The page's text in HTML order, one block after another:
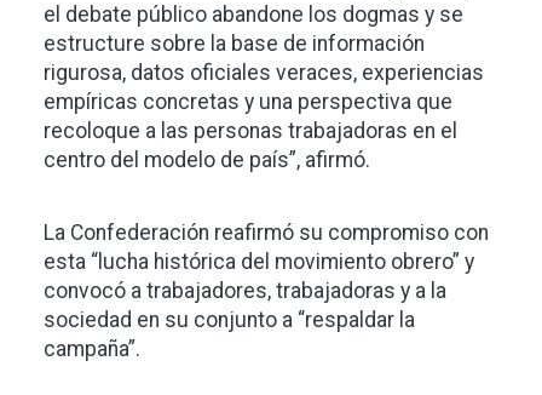
el debate público abandone los dogmas y se
estructure sobre la base de información
rigurosa, datos oficiales veraces, experiencias
empíricas concretas y una perspectiva que
recoloque a las personas trabajadoras en el
centro del modelo de país”, afirmó.
La Confederación reafirmó su compromiso con
esta “lucha histórica del movimiento obrero” y
convocó a trabajadores, trabajadoras y a la
sociedad en su conjunto a “respaldar la
campaña”.